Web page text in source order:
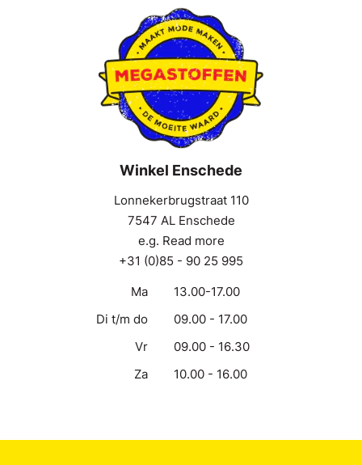
Winkel Enschede
Lonnekerbrugstraat 110
7547 AL Enschede
e.g. Read more
+31 (0)85 - 90 25 995
Ma
13.00-17.00
Di t/m do
09.00 - 17.00
Vr
09.00 - 16.30
Za
10.00 - 16.00